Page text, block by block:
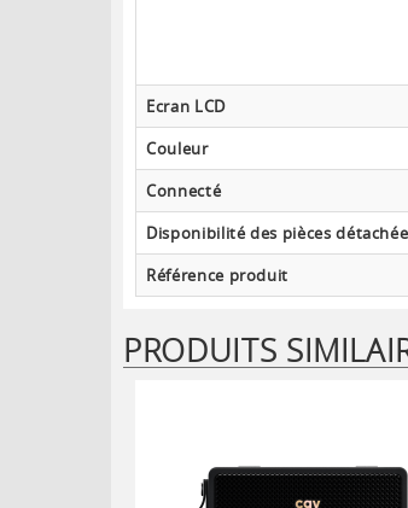
Ecran LCD
Couleur
Connecté
Disponibilité des pièces
Référence produit
PRODUITS